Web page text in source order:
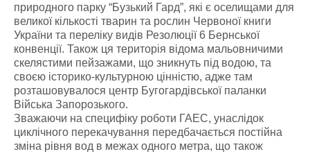
природного парку “Бузький Гард”, які є оселищами для
великої кількості тварин та рослин Червоної книги
України та переліку видів Резолюції 6 Бернської
конвенції. Також ця територія відома мальовничими
скелястими пейзажами, що зникнуть під водою, та
своєю історико-культурною цінністю, адже там
розташовувалося центр Бугогардівської паланки
Війська Запорозького.
Зважаючи на специфіку роботи ГАЕС, унаслідок
циклічного перекачування передбачається постійна
зміна рівня вод в межах одного метра, що також